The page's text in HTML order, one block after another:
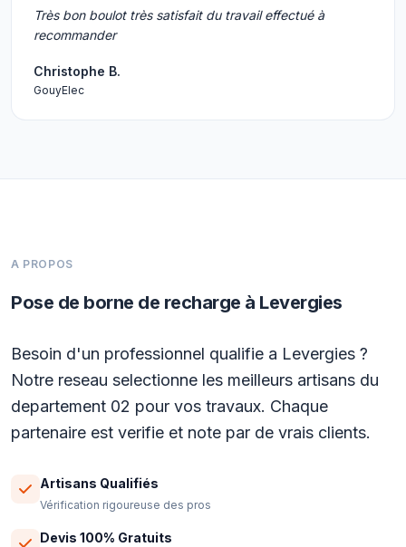
Très bon boulot très satisfait du travail effectué à
recommander
Christophe B.
GouyElec
A PROPOS
Pose de borne de recharge à Levergies
Besoin d'un professionnel qualifie a Levergies ?
Notre reseau selectionne les meilleurs artisans du
departement 02 pour vos travaux. Chaque
partenaire est verifie et note par de vrais clients.
Artisans Qualifiés
Vérification rigoureuse des pros
Devis 100% Gratuits